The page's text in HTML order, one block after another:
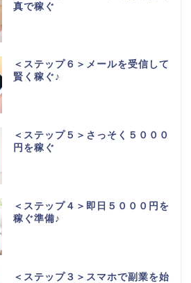
真で稼ぐ
＜ステップ６＞メールを受信して
賢く稼ぐ♪
＜ステップ５＞さっそく５０００
円を稼ぐ
＜ステップ４＞即日５０００円を
稼ぐ準備♪
＜ステップ３＞スマホで副業を始